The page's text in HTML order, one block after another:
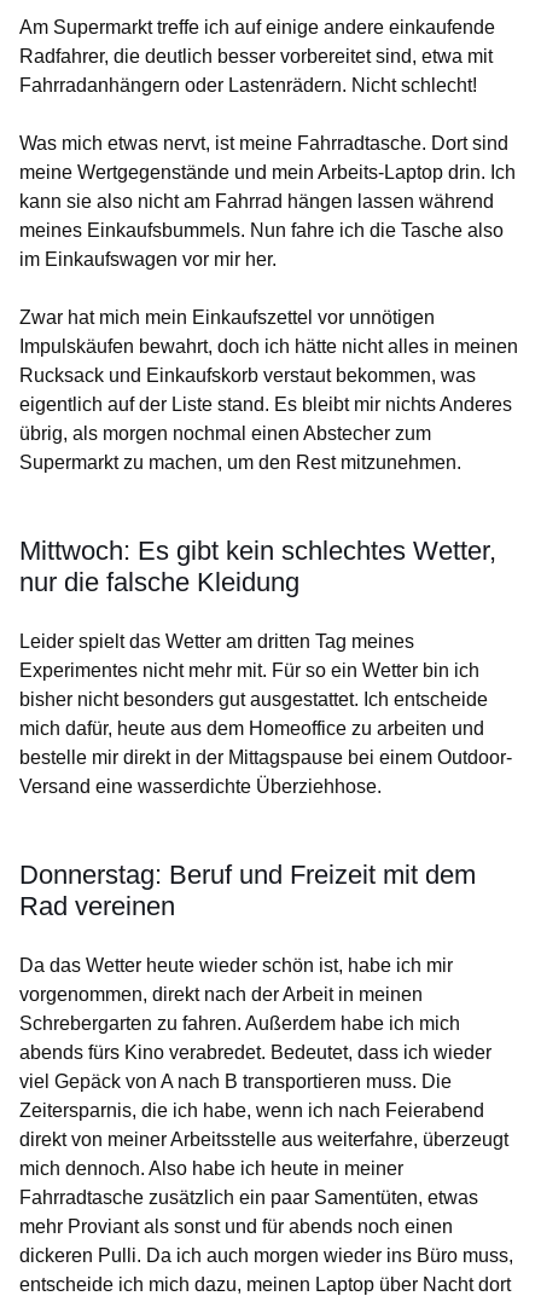
Am Supermarkt treffe ich auf einige andere einkaufende
Radfahrer, die deutlich besser vorbereitet sind, etwa mit
Fahrradanhängern oder Lastenrädern. Nicht schlecht!
Was mich etwas nervt, ist meine Fahrradtasche. Dort sind
meine Wertgegenstände und mein Arbeits-Laptop drin. Ich
kann sie also nicht am Fahrrad hängen lassen während
meines Einkaufsbummels. Nun fahre ich die Tasche also
im Einkaufswagen vor mir her.
Zwar hat mich mein Einkaufszettel vor unnötigen
Impulskäufen bewahrt, doch ich hätte nicht alles in meinen
Rucksack und Einkaufskorb verstaut bekommen, was
eigentlich auf der Liste stand. Es bleibt mir nichts Anderes
übrig, als morgen nochmal einen Abstecher zum
Supermarkt zu machen, um den Rest mitzunehmen.
Mittwoch: Es gibt kein schlechtes Wetter,
nur die falsche Kleidung
Leider spielt das Wetter am dritten Tag meines
Experimentes nicht mehr mit. Für so ein Wetter bin ich
bisher nicht besonders gut ausgestattet. Ich entscheide
mich dafür, heute aus dem Homeoffice zu arbeiten und
bestelle mir direkt in der Mittagspause bei einem Outdoor-
Versand eine wasserdichte Überziehhose.
Donnerstag: Beruf und Freizeit mit dem
Rad vereinen
Da das Wetter heute wieder schön ist, habe ich mir
vorgenommen, direkt nach der Arbeit in meinen
Schrebergarten zu fahren. Außerdem habe ich mich
abends fürs Kino verabredet. Bedeutet, dass ich wieder
viel Gepäck von A nach B transportieren muss. Die
Zeitersparnis, die ich habe, wenn ich nach Feierabend
direkt von meiner Arbeitsstelle aus weiterfahre, überzeugt
mich dennoch. Also habe ich heute in meiner
Fahrradtasche zusätzlich ein paar Samentüten, etwas
mehr Proviant als sonst und für abends noch einen
dickeren Pulli. Da ich auch morgen wieder ins Büro muss,
entscheide ich mich dazu, meinen Laptop über Nacht dort